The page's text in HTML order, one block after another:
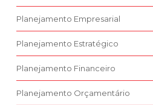
Planejamento Empresarial
Planejamento Estratégico
Planejamento Financeiro
Planejamento Orçamentário